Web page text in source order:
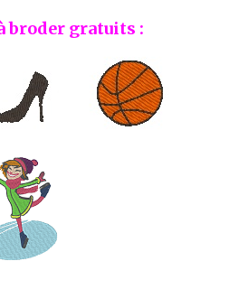
broder gratuits :